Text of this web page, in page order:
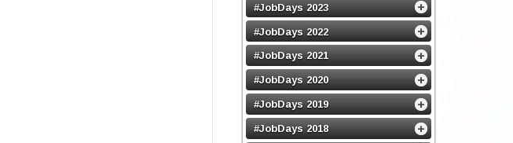
#JobDays 2023
#JobDays 2022
#JobDays 2021
#JobDays 2020
#JobDays 2019
#JobDays 2018